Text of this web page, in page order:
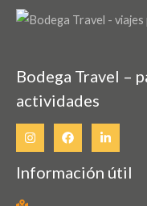
Bodega Travel –
actividades
Información útil